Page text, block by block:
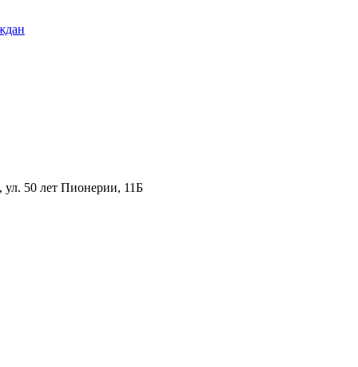
50 лет Пионерии, 11Б